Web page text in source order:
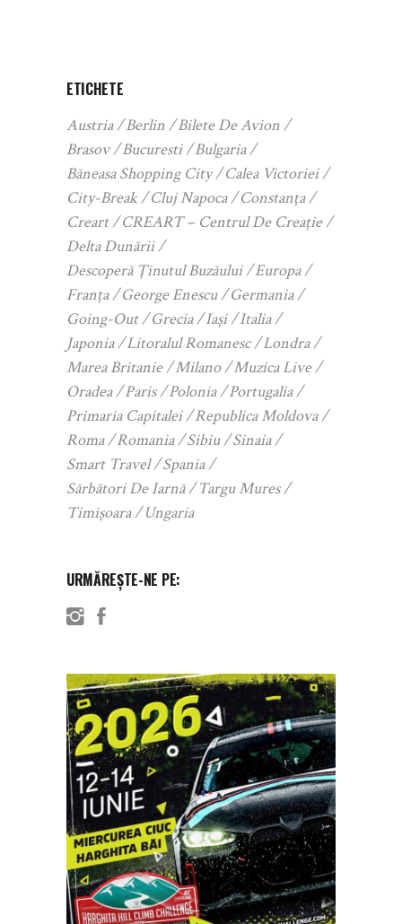
ETICHETE
Austria Berlin
Bilete De Avion
Brasov
Bucuresti
Bulgaria
Băneasa Shopping City
Calea Victoriei
City-Break
Cluj Napoca
Constanța
Creart
CREART – Centrul De Creație
Delta Dunării
Descoperă Ținutul Buzăului
Europa
Franța
George Enescu
Germania
Going-Out
Grecia Iași
Italia
Japonia
Litoralul Romanesc
Londra
Marea Britanie
Milano
Muzica Live
Oradea
Paris Polonia
Portugalia
Primaria Capitalei
Republica Moldova
Roma
Romania Sibiu
Sinaia
Smart Travel
Spania
Sărbători De Iarnă
Targu Mures
Timișoara
Ungaria
URMĂREȘTE-NE PE: